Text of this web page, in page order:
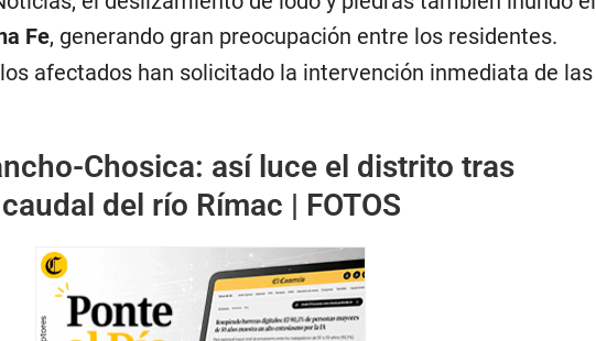
Fe, generando gran preocupación entre los residentes.
afectados han solicitado la intervención inmediata de las
Chosica: así luce el distrito tras
del río Rímac | FOTOS